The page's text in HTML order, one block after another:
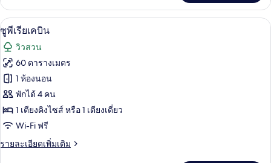
เกี่ยว
กับ
ดี
ลัก
ซ์
เคบิน
เปิด
ภาพถ่าย
ทั้งหมด
ของ
ซู
พี
เรีย
เคบิน
มินิบาร์, ตู้นิรภัยในห้องพัก, โต๊ะทำงาน,
13
ซูพีเรียเคบิน
วิวสวน
60 ตารางเมตร
1 ห้องนอน
พักได้ 4 คน
1 เตียงคิงไซส์ หรือ 1 เตียงเดี่ยว
Wi-Fi ฟรี
รายละเอียดเพิ่มเติม
ราย